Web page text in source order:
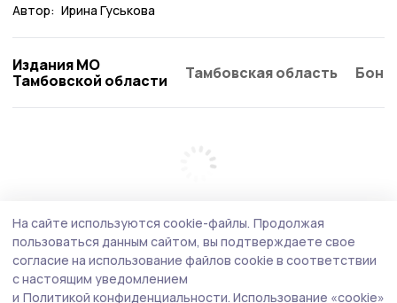
Автор: Ирина Гуськова
Издания МО
Тамбовской области
Тамбовская область
На сайте используются cookie-файлы. Продолжая
пользоваться данным сайтом, вы подтверждаете свое
согласие на использование файлов cookie в соответствии
с настоящим уведомлением
и Политикой конфиденциальности. Использование «cookie»